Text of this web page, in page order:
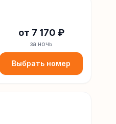
от 7 170 ₽
за ночь
Выбрать номер